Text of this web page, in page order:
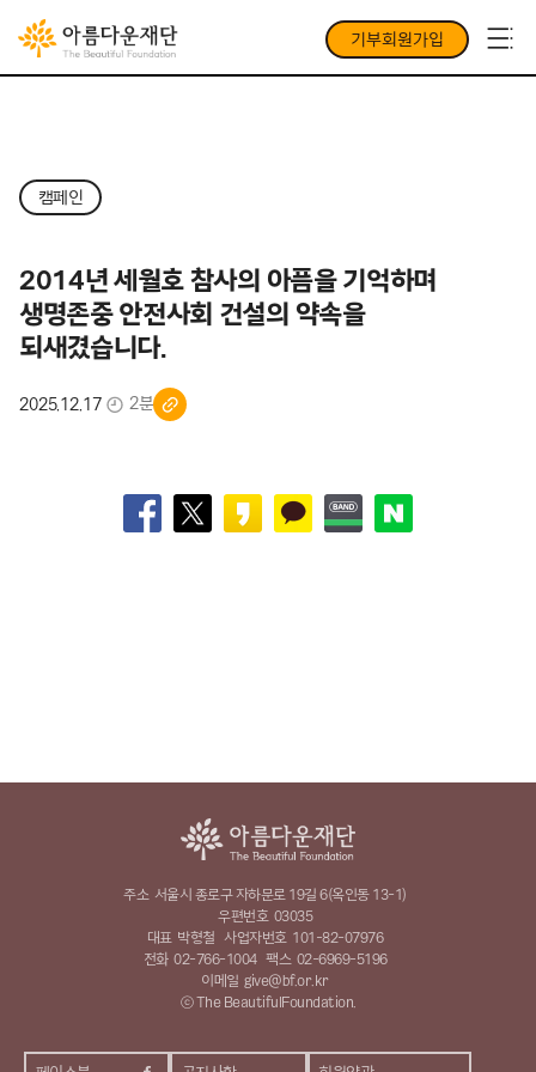
기부회원가입
캠페인
2014년 세월호 참사의 아픔을 기억하며
생명존중 안전사회 건설의 약속을
되새겼습니다.
2025.12.17 2분
주소 서울시 종로구 자하문로 19길 6(옥인동 13-1)
우편번호 03035
대표 박형철 사업자번호 101-82-07976
전화 02-766-1004 팩스 02-6969-5196
이메일 give@bf.or.kr
ⓒ The BeautifulFoundation.